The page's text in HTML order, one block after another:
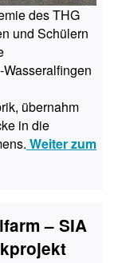
des THG
und Schülern
übernahm
in die
Weiter zum
– SIA